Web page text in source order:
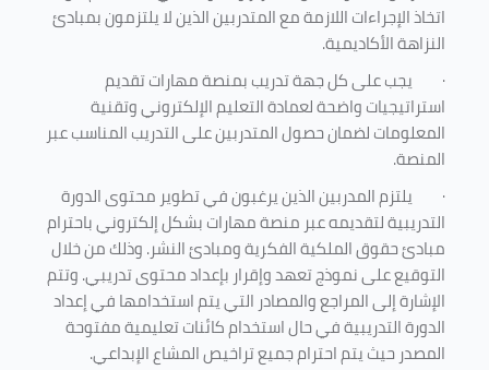
اتخاذ الإجراءات اللازمة مع المتدربين الذين لا يلتزمون بمبادئ
النزاهة الأكاديمية.
· يجب على كل جهة تدريب بمنصة مهارات تقديم
استراتيجيات واضحة لعمادة التعليم الإلكتروني وتقنية
المعلومات لضمان حصول المتدربين على التدريب المناسب عبر
المنصة.
· يلتزم المدربين الذين يرغبون في تطوير محتوى الدورة
التدريبية لتقديمه عبر منصة مهارات بشكل إلكتروني باحترام
مبادئ حقوق الملكية الفكرية ومبادئ النشر. وذلك من خلال
التوقيع على نموذج تعهد وإقرار بإعداد محتوى تدريبي. وتتم
الإشارة إلى المراجع والمصادر التي يتم استخدامها في إعداد
الدورة التدريبية في حال استخدام كائنات تعليمية مفتوحة
المصدر حيث يتم احترام جميع تراخيص المشاع الإبداعي.